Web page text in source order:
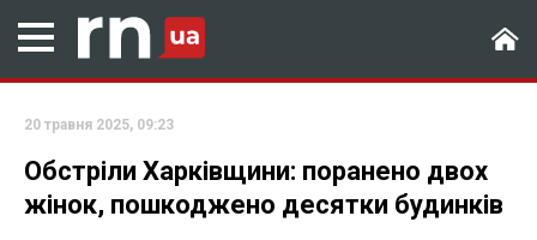
20 травня 2025, 09:23
Обстріли Харківщини: поранено двох
жінок, пошкоджено десятки будинків